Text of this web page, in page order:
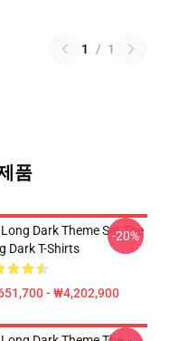
1 / 1
품
Dark Theme Set The
Dark T-Shirts
- ₩4,202,900
-20%